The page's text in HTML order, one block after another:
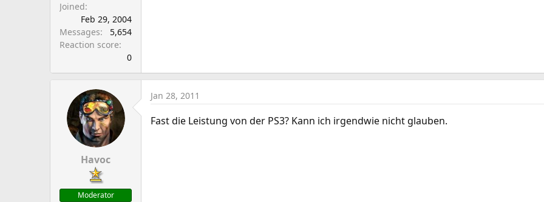
Joined
Feb 29, 2004
Messages
5,654
Reaction score
0
Havoc
Moderator
Jan 28, 2011
Fast die Leistung von der PS3? Kann ich irgendwie nicht glauben.